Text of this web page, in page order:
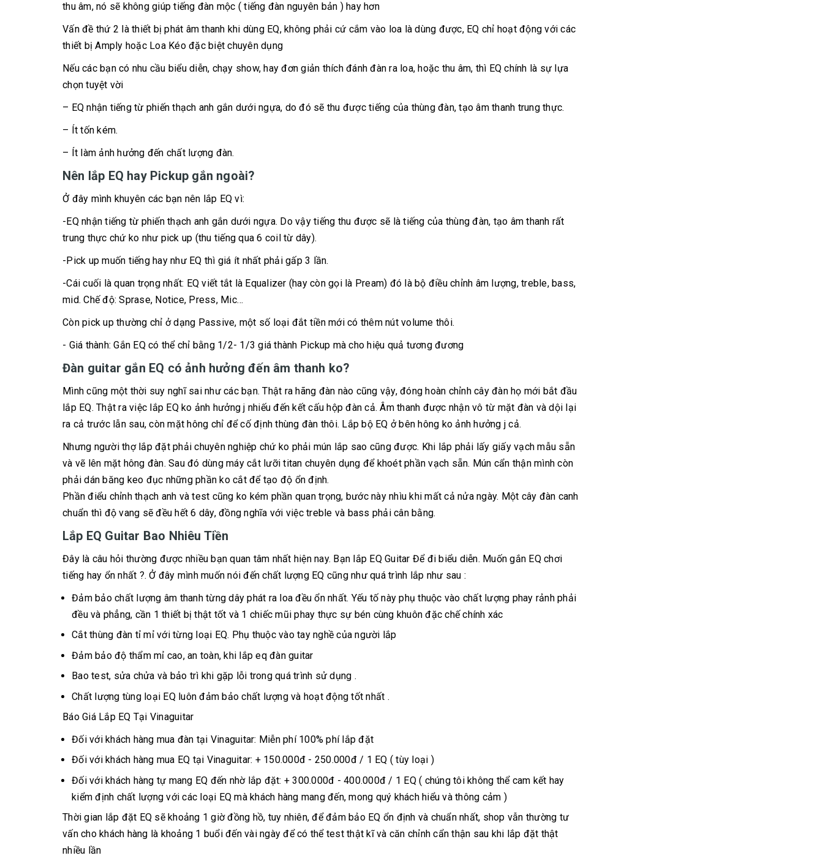
thu âm, nó sẽ không giúp tiếng đàn mộc ( tiếng đàn nguyên bản ) hay hơn
Vấn đề thứ 2 là thiết bị phát âm thanh khi dùng EQ, không phải cứ cắm vào loa là dùng được, EQ chỉ hoạt động với các
thiết bị Amply hoặc Loa Kéo đặc biệt chuyên dụng
Nếu các bạn có nhu cầu biểu diễn, chạy show, hay đơn giản thích đánh đàn ra loa, hoặc thu âm, thì EQ chính là sự lựa
chọn tuyệt vời
– EQ nhận tiếng từ phiến thạch anh gắn dưới ngựa, do đó sẽ thu được tiếng của thùng đàn, tạo âm thanh trung thực.
– Ít tốn kém.
– Ít làm ảnh hưởng đến chất lượng đàn.
Nên lắp EQ hay Pickup gắn ngoài?
Ở đây mình khuyên các bạn nên lắp EQ vì:
-EQ nhận tiếng từ phiến thạch anh gắn dưới ngựa. Do vậy tiếng thu được sẽ là tiếng của thùng đàn, tạo âm thanh rất
trung thực chứ ko như pick up (thu tiếng qua 6 coil từ dây).
-Pick up muốn tiếng hay như EQ thì giá ít nhất phải gấp 3 lần.
-Cái cuối là quan trọng nhất: EQ viết tắt là Equalizer (hay còn gọi là Pream) đó là bộ điều chỉnh âm lượng, treble, bass,
mid. Chế độ: Sprase, Notice, Press, Mic…
Còn pick up thường chỉ ở dạng Passive, một số loại đắt tiền mới có thêm nút volume thôi.
- Giá thành: Gắn EQ có thể chỉ bằng 1/2- 1/3 giá thành Pickup mà cho hiệu quả tương đương
Đàn guitar gắn EQ có ảnh hưởng đến âm thanh ko?
Mình cũng một thời suy nghĩ sai như các bạn. Thật ra hãng đàn nào cũng vậy, đóng hoàn chỉnh cây đàn họ mới bắt đầu
lắp EQ. Thật ra việc lắp EQ ko ảnh hưởng j nhiếu đến kết cấu hộp đàn cả. Âm thanh được nhận vô từ mặt đàn và dội lại
ra cả trước lẫn sau, còn mặt hông chỉ để cố định thùng đàn thôi. Lắp bộ EQ ở bên hông ko ảnh hưởng j cả.
Nhưng người thợ lắp đặt phải chuyên nghiệp chứ ko phải mún lắp sao cũng được. Khi lắp phải lấy giấy vạch mẫu sẵn
và vẽ lên mặt hông đàn. Sau đó dùng máy cắt lưỡi titan chuyên dụng để khoét phần vạch sẵn. Mún cẩn thận mình còn
phải dán băng keo đục những phần ko cắt để tạo độ ổn định.
Phần điểu chỉnh thạch anh và test cũng ko kém phần quan trọng, bước này nhìu khi mất cả nửa ngày. Một cây đàn canh
chuẩn thì độ vang sẽ đều hết 6 dây, đồng nghĩa với việc treble và bass phải cân bằng.
Lắp EQ Guitar Bao Nhiêu Tiền
Đây là câu hỏi thường được nhiều bạn quan tâm nhất hiện nay. Bạn lắp EQ Guitar Để đi biểu diễn. Muốn gắn EQ chơi
tiếng hay ổn nhất ?. Ở đây mình muốn nói đến chất lượng EQ cũng như quá trình lắp như sau :
Đảm bảo chất lượng âm thanh từng dây phát ra loa đều ổn nhất. Yếu tố này phụ thuộc vào chất lượng phay rảnh phải
đều và phẳng, cần 1 thiết bị thật tốt và 1 chiếc mũi phay thực sự bén cùng khuôn đặc chế chính xác
Cắt thùng đàn tỉ mỉ với từng loại EQ. Phụ thuộc vào tay nghề của người lắp
Đảm bảo độ thẩm mỉ cao, an toàn, khi lắp eq đàn guitar
Bao test, sửa chửa và bảo trì khi gặp lỗi trong quá trình sử dụng .
Chất lượng tùng loại EQ luôn đảm bảo chất lượng và hoạt động tốt nhất .
Báo Giá Lắp EQ Tại Vinaguitar
Đối với khách hàng mua đàn tại Vinaguitar: Miễn phí 100% phí lắp đặt
Đối với khách hàng mua EQ tại Vinaguitar: + 150.000đ - 250.000đ / 1 EQ ( tùy loại )
Đối với khách hàng tự mang EQ đến nhờ lắp đặt: + 300.000đ - 400.000đ / 1 EQ ( chúng tôi không thể cam kết hay
kiểm định chất lượng với các loại EQ mà khách hàng mang đến, mong quý khách hiểu và thông cảm )
Thời gian lắp đặt EQ sẽ khoảng 1 giờ đồng hồ, tuy nhiên, để đảm bảo EQ ổn định và chuẩn nhất, shop vẫn thường tư
vấn cho khách hàng là khoảng 1 buổi đến vài ngày để có thể test thật kĩ và căn chỉnh cẩn thận sau khi lắp đặt thật
nhiều lần